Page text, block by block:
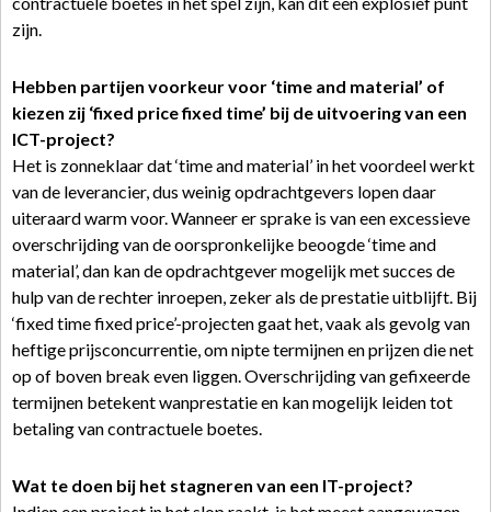
zijn.
Hebben partijen voorkeur voor ‘time and material’ of
kiezen zij ‘fixed price fixed time’ bij de uitvoering van een
ICT-project?
Het is zonneklaar dat ‘time and material’ in het voordeel werkt
van de leverancier, dus weinig opdrachtgevers lopen daar
uiteraard warm voor. Wanneer er sprake is van een excessieve
overschrijding van de oorspronkelijke beoogde ‘time and
material’, dan kan de opdrachtgever mogelijk met succes de
hulp van de rechter inroepen, zeker als de prestatie uitblijft. Bij
‘fixed time fixed price’-projecten gaat het, vaak als gevolg van
heftige prijsconcurrentie, om nipte termijnen en prijzen die net
op of boven break even liggen. Overschrijding van gefixeerde
termijnen betekent wanprestatie en kan mogelijk leiden tot
betaling van contractuele boetes.
Wat te doen bij het stagneren van een IT-project?